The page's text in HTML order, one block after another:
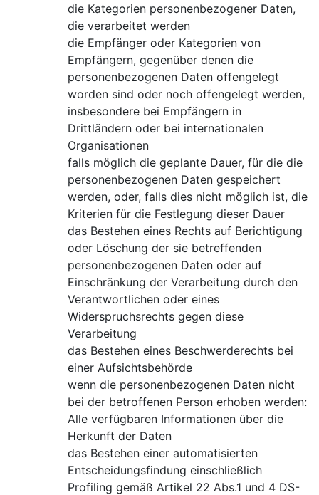
die Kategorien personenbezogener Daten,
die verarbeitet werden
die Empfänger oder Kategorien von
Empfängern, gegenüber denen die
personenbezogenen Daten offengelegt
worden sind oder noch offengelegt werden,
insbesondere bei Empfängern in
Drittländern oder bei internationalen
Organisationen
falls möglich die geplante Dauer, für die die
personenbezogenen Daten gespeichert
werden, oder, falls dies nicht möglich ist, die
Kriterien für die Festlegung dieser Dauer
das Bestehen eines Rechts auf Berichtigung
oder Löschung der sie betreffenden
personenbezogenen Daten oder auf
Einschränkung der Verarbeitung durch den
Verantwortlichen oder eines
Widerspruchsrechts gegen diese
Verarbeitung
das Bestehen eines Beschwerderechts bei
einer Aufsichtsbehörde
wenn die personenbezogenen Daten nicht
bei der betroffenen Person erhoben werden:
Alle verfügbaren Informationen über die
Herkunft der Daten
das Bestehen einer automatisierten
Entscheidungsfindung einschließlich
Profiling gemäß Artikel 22 Abs.1 und 4 DS-